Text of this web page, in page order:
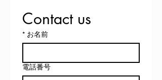
Contact us
* お名前
電話番号